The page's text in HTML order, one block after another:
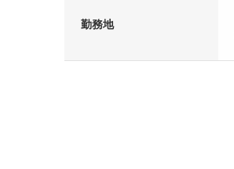
勤務地